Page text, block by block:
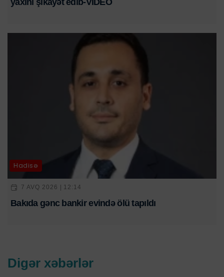
yaxını şikayət edib-VİDEO
Hadisə
7 AVQ 2026 | 12:14
Bakıda gənc bankir evində ölü tapıldı
Digər xəbərlər